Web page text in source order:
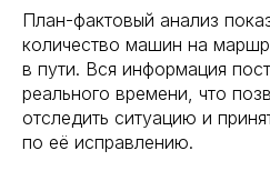
План-фактовый анализ
количество машин на
в пути. Вся информация
реального времени, что
отследить ситуацию и
по её исправлению.